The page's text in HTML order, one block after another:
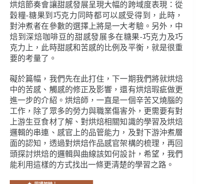
烘焙節奏會讓甜感發展呈現大幅的跨域度表現：從
穀糧-糖果到巧克力同時都可以感受得到，此時，
對沖煮者在參數的選擇上將是一大考驗。另外，中
焙到深焙咖啡豆的甜感發展多在糖果-巧克力及巧
克力上，此時甜感和苦感的比例及平衡，就是很重
要的考量了。
礙於篇幅，我們先在此打住，下一期我們將就烘焙
中的苦感、觸感的修正及影響，還有烘焙瑕疵做更
進一步的介紹。烘焙師，一直是一個辛苦又燒腦的
工作，除了眾多的勞力與職業傷害外，更需要有對
上游生豆食材了解、對烘焙相關知識的學習及烘焙
邏輯的串連、感官上的品管能力，及對下游沖煮層
面的認知，透過對烘焙作品感官架構的梳理，再回
頭探討烘焙的邏輯與曲線該如何設計，希望，我們
能利用這樣的方式找出一條更清楚的學習之路。